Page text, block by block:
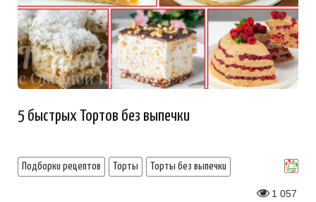
5 быстрых Тортов без выпечки
Подборки рецептов Торты Торты без выпечки
1 057